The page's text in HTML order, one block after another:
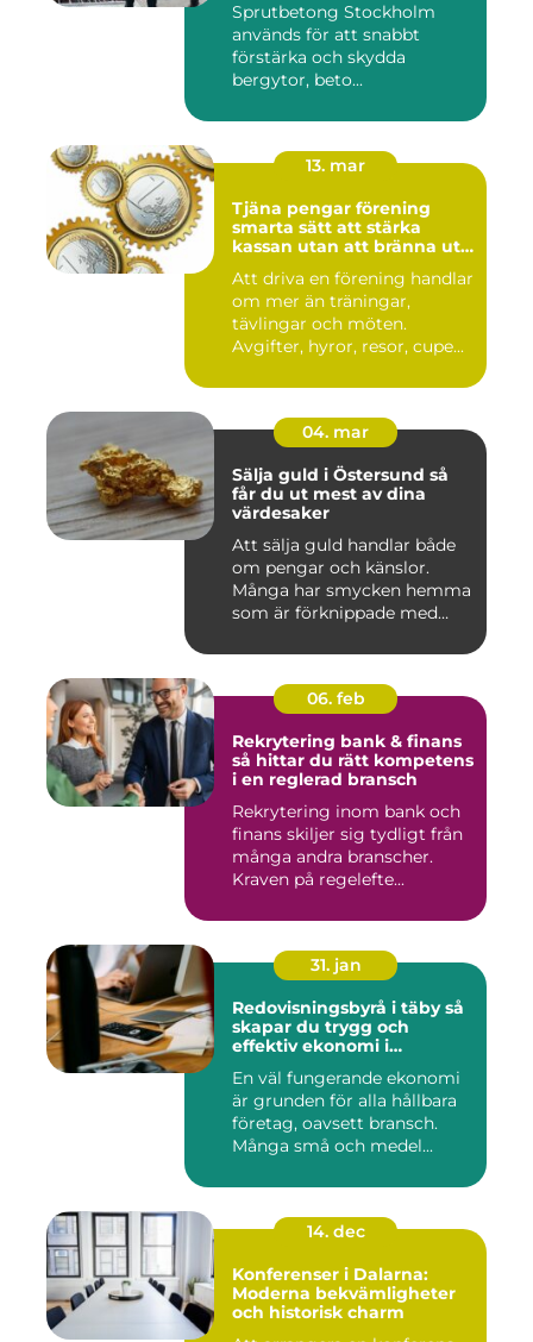
Sprutbetong Stockholm
används för att snabbt
förstärka och skydda
bergytor, beto...
13. mar
Tjäna pengar förening
smarta sätt att stärka
kassan utan att bränna ut
Att driva en förening handlar
om mer än träningar,
tävlingar och möten.
Avgifter, hyror, resor, cupe...
04. mar
Sälja guld i Östersund så
får du ut mest av dina
värdesaker
Att sälja guld handlar både
om pengar och känslor.
Många har smycken hemma
som är förknippade med
06. feb
Rekrytering bank & finans
så hittar du rätt kompetens
i en reglerad bransch
Rekrytering inom bank och
finans skiljer sig tydligt från
många andra branscher.
Kraven på regelefte...
31. jan
Redovisningsbyrå i täby så
skapar du trygg och
effektiv ekonomi i
En väl fungerande ekonomi
är grunden för alla hållbara
företag, oavsett bransch.
Många små och medel...
14. dec
Konferenser i Dalarna:
Moderna bekvämligheter
och historisk charm